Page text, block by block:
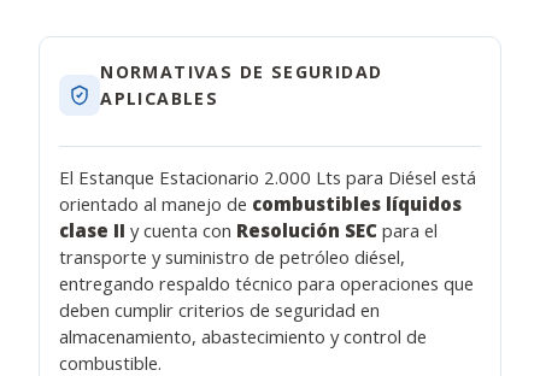
NORMATIVAS DE SEGURIDAD
APLICABLES
El Estanque Estacionario 2.000 Lts para Diésel está
orientado al manejo de combustibles líquidos
clase II y cuenta con Resolución SEC para el
transporte y suministro de petróleo diésel,
entregando respaldo técnico para operaciones que
deben cumplir criterios de seguridad en
almacenamiento, abastecimiento y control de
combustible.